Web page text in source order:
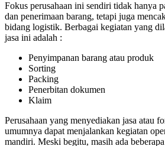
Fokus perusahaan ini sendiri tidak hanya
dan penerimaan barang, tetapi juga
bidang logistik. Berbagai kegiatan yang
jasa ini adalah :
Penyimpanan barang atau produk
Sorting
Packing
Penerbitan dokumen
Klaim
Perusahaan yang menyediakan jasa atau
umumnya dapat menjalankan kegiatan
mandiri. Meski begitu, masih ada